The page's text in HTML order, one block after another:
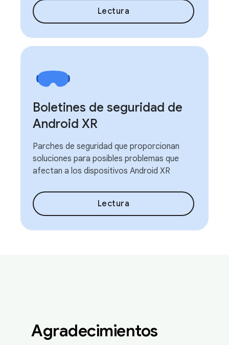
Lectura
Boletines de seguridad de
Android XR
Parches de seguridad que proporcionan
soluciones para posibles problemas que
afectan a los dispositivos Android XR
Lectura
Agradecimientos